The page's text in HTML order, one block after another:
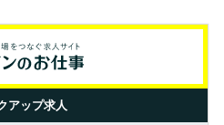
アップ求人